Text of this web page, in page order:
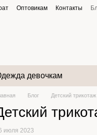
Оптовикам Контакты
девочкам
Блог Детский
июля 2023